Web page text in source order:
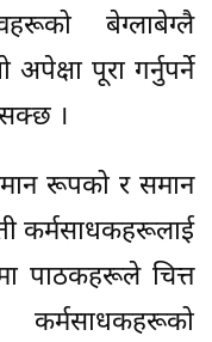
बेग्लाबेग्लै
पूरा गर्नुपर्ने
।
रूपको र समान
कर्मसाधकहरूलाई
पाठकहरूले चित्त